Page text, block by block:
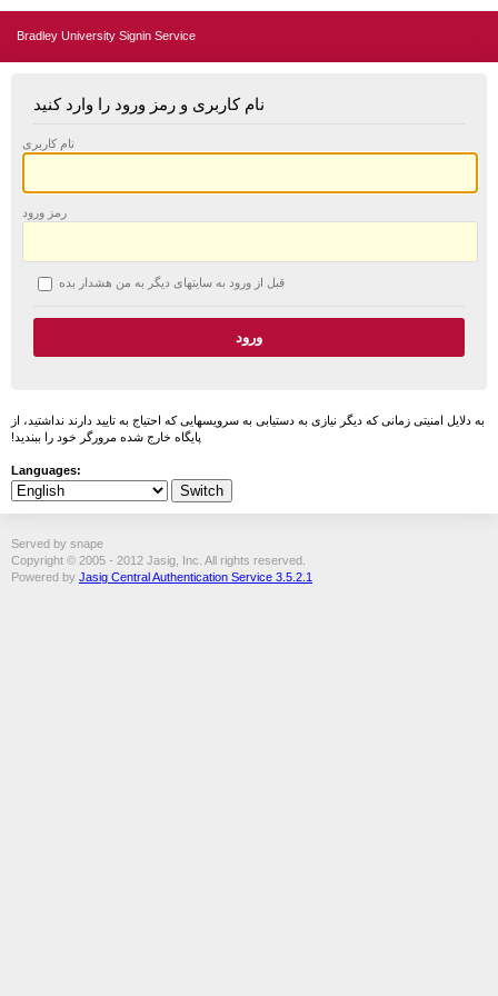
Bradley University Signin Service
نام کاربری و رمز ورود را وارد کنید
نام کاربری
رمز ورود
قبل از ورود به سایتهای دیگر به من هشدار بده
به دلایل امنیتی زمانی که دیگر نیازی به دستیابی به سرویسهایی که احتیاج به تایید دارند نداشتید، از
پایگاه خارج شده مرورگر خود را ببندید!
Languages:
Served by snape
Copyright © 2005 - 2012 Jasig, Inc. All rights reserved.
Powered by Jasig Central Authentication Service 3.5.2.1